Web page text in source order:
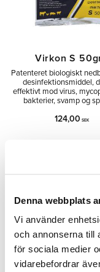
Denna webbplats
Vi använder
och annonserna till
för sociala medier
vidarebefordrar
Virkon S
Patenteret biologiskt
desinfektionsmiddel,
effektivt mod virus,
bakterier, svamp og
124,00 SEK